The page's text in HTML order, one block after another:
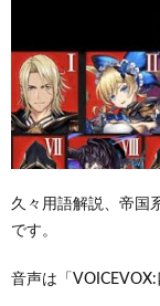
久々用語解説、帝国
です。
音声は「